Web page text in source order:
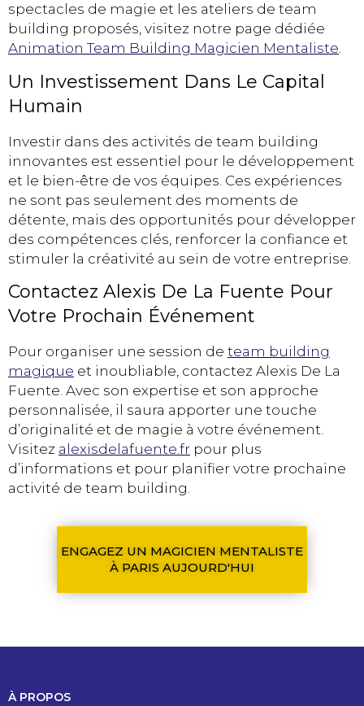
spectacles de magie et les ateliers de team
building proposés, visitez notre page dédiée
Animation Team Building Magicien Mentaliste.
Un Investissement Dans Le Capital
Humain
Investir dans des activités de team building
innovantes est essentiel pour le développement
et le bien-être de vos équipes. Ces expériences
ne sont pas seulement des moments de
détente, mais des opportunités pour développer
des compétences clés, renforcer la confiance et
stimuler la créativité au sein de votre entreprise.
Contactez Alexis De La Fuente Pour
Votre Prochain Événement
Pour organiser une session de team building
magique et inoubliable, contactez Alexis De La
Fuente. Avec son expertise et son approche
personnalisée, il saura apporter une touche
d’originalité et de magie à votre événement.
Visitez alexisdelafuente.fr pour plus
d’informations et pour planifier votre prochaine
activité de team building.
ENGAGEZ UN MAGICIEN MENTALISTE
À PARIS AUJOURD'HUI
À PROPOS